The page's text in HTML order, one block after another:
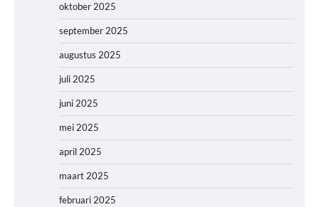
oktober 2025
september 2025
augustus 2025
juli 2025
juni 2025
mei 2025
april 2025
maart 2025
februari 2025